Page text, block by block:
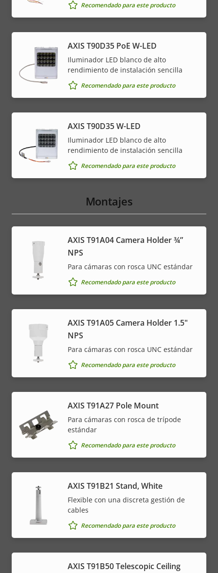
Recomendado para este producto
AXIS T90D35 PoE W-LED
Iluminador LED blanco de alto
rendimiento de instalación sencilla
Recomendado para este producto
AXIS T90D35 W-LED
Iluminador LED blanco de alto
rendimiento de instalación sencilla
Recomendado para este producto
Montajes
AXIS T91A04 Camera Holder ¾”
NPS
Para cámaras con rosca UNC estándar
Recomendado para este producto
AXIS T91A05 Camera Holder 1.5"
NPS
Para cámaras con rosca UNC estándar
Recomendado para este producto
AXIS T91A27 Pole Mount
Para cámaras con rosca de trípode
estándar
Recomendado para este producto
AXIS T91B21 Stand, White
Flexible con una discreta gestión de
cables
Recomendado para este producto
AXIS T91B50 Telescopic Ceiling